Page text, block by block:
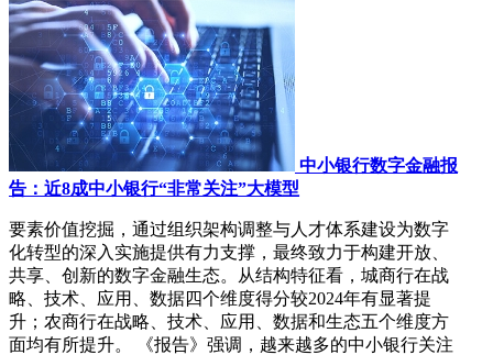
中小银行数字金融报
告：近8成中小银行“非常关注”大模型
要素价值挖掘，通过组织架构调整与人才体系建设为数字
化转型的深入实施提供有力支撑，最终致力于构建开放、
共享、创新的数字金融生态。从结构特征看，城商行在战
略、技术、应用、数据四个维度得分较2024年有显著提
升；农商行在战略、技术、应用、数据和生态五个维度方
面均有所提升。 《报告》强调，越来越多的中小银行关注